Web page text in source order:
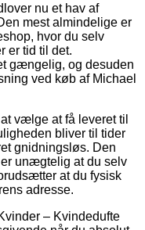
nu et hav af
mest almindelige er
hvor du selv
er tid til det.
gængelig, og desuden
ved køb af Michael
vælge at få leveret til
bliver til tider
gnidningsløs. Den
unægtelig at du selv
at du fysisk
adresse.
– Kvindedufte